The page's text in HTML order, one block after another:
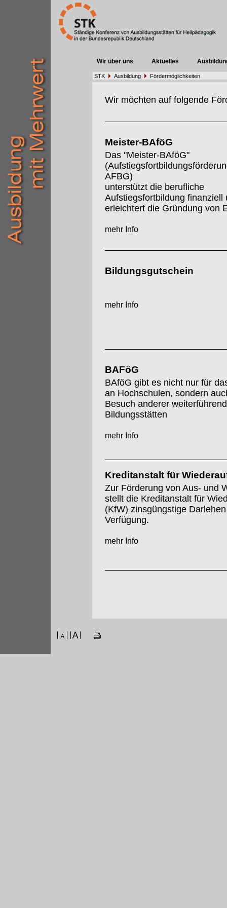
Wir über uns Aktuelles
STK Ausbildung Fördermöglichkeiten
Wir möchten auf folgende
Meister-BAföG
Das "Meister-BAföG"
AFBG)
unterstützt die berufliche
Aufstiegsfortbildung finanziell
erleichtert die Gründung von
mehr Info
Bildungsgutschein
mehr Info
BAFöG
BAföG gibt es nicht nur für
an Hochschulen, sondern
Besuch anderer
Bildungsstätten
mehr Info
Kreditanstalt für
Zur Förderung von Aus- und
stellt die Kreditanstalt für
(KfW) zinsgüngstige
Verfügung.
mehr Info